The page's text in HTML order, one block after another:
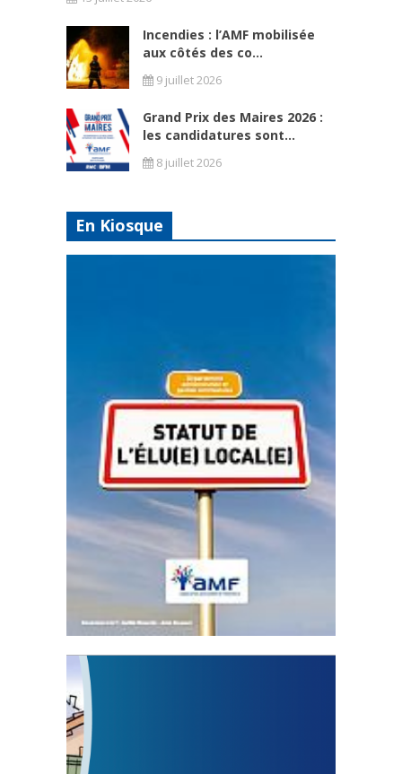
Incendies : l’AMF mobilisée
aux côtés des co...
9 juillet 2026
Grand Prix des Maires 2026 :
les candidatures sont...
8 juillet 2026
En Kiosque
Statut de l’élu local
3 avril 2024
Mise à jour avril 2024
FEUILLETER